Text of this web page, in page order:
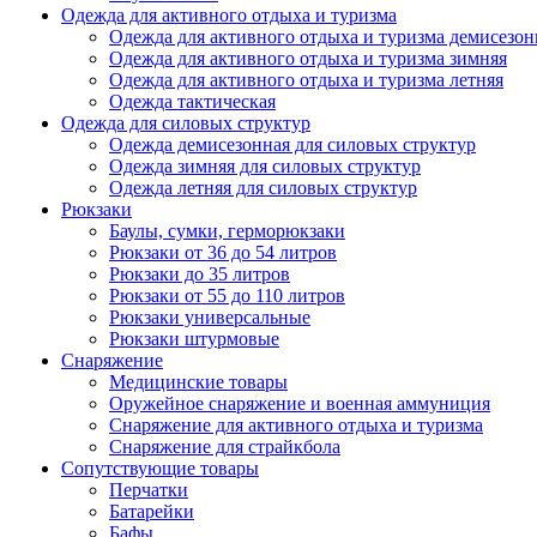
Одежда для активного отдыха и туризма
Одежда для активного отдыха и туризма
Одежда для активного отдыха и туризма зимняя
Одежда для активного отдыха и туризма летняя
Одежда тактическая
Одежда для силовых структур
Одежда демисезонная для силовых структур
Одежда зимняя для силовых структур
Одежда летняя для силовых структур
Рюкзаки
Баулы, сумки, герморюкзаки
Рюкзаки от 36 до 54 литров
Рюкзаки до 35 литров
Рюкзаки от 55 до 110 литров
Рюкзаки универсальные
Рюкзаки штурмовые
Снаряжение
Медицинские товары
Оружейное снаряжение и военная аммуниция
Снаряжение для активного отдыха и туризма
Снаряжение для страйкбола
Сопутствующие товары
Перчатки
Батарейки
Бафы